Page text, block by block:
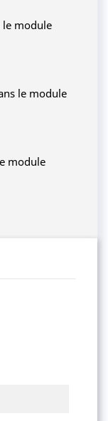
le module
le module
module